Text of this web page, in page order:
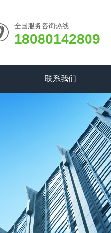
全国服务咨询热线:
18080142809
联系我们